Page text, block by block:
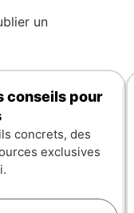
un
conseils pour
concrets, des
exclusives